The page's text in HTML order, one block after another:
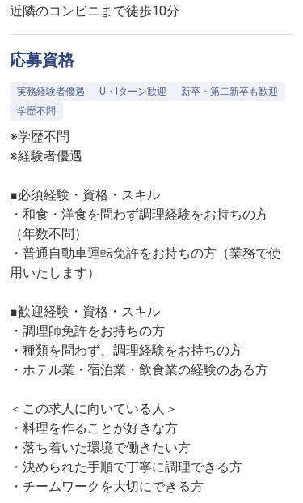
近隣のコンビニまで徒歩10分
応募資格
実務経験者優遇 U・Iターン歓迎
新卒・第二新卒も歓迎
学歴不問
※学歴不問
※経験者優遇
■必須経験・資格・スキル
・和食・洋食を問わず調理経験をお持ちの方
（年数不問）
・普通自動車運転免許をお持ちの方（業務で使
用いたします）
■歓迎経験・資格・スキル
・調理師免許をお持ちの方
・種類を問わず、調理経験をお持ちの方
・ホテル業・宿泊業・飲食業の経験のある方
＜この求人に向いている人＞
・料理を作ることが好きな方
・落ち着いた環境で働きたい方
・決められた手順で丁寧に調理できる方
・チームワークを大切にできる方